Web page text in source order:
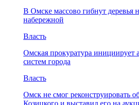
В Омске массово гибнут деревья
набережной
Власть
Омская прокуратура инициирует
систем города
Власть
Омск не смог реконструировать
Козицкого и выставил его на